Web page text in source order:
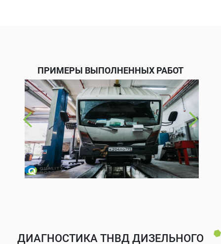
ПРИМЕРЫ ВЫПОЛНЕННЫХ РАБОТ
ДИАГНОСТИКА ТНВД ДИЗЕЛЬНОГО